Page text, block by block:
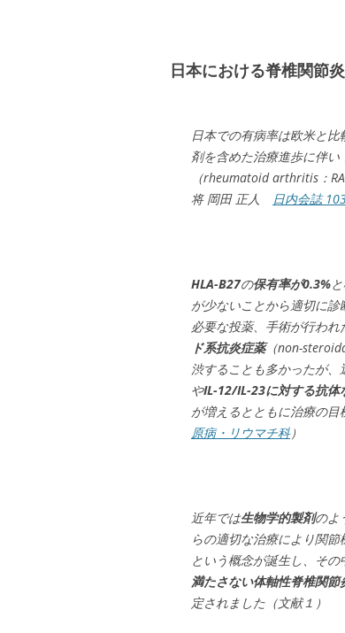
日本における脊椎関節
日本での有病率は欧米と
剤を含めた治療進歩に伴
（rheumatoid arthritis：
将 岡田 正人
日内会誌
HLA-B27の保有率が0.3%
が少ないことから適切に
必要な投薬、手術が行わ
ド系抗炎症薬（non-
渋することも多かったが、
やIL-12/IL-23に対する抗体
が増えるとともに治療の
原病・リウマチ科）
近年では生物学的製剤のよ
らの適切な治療により関
という概念が誕生し、その
満たさない体軸性脊椎関節
定されました（文献１）